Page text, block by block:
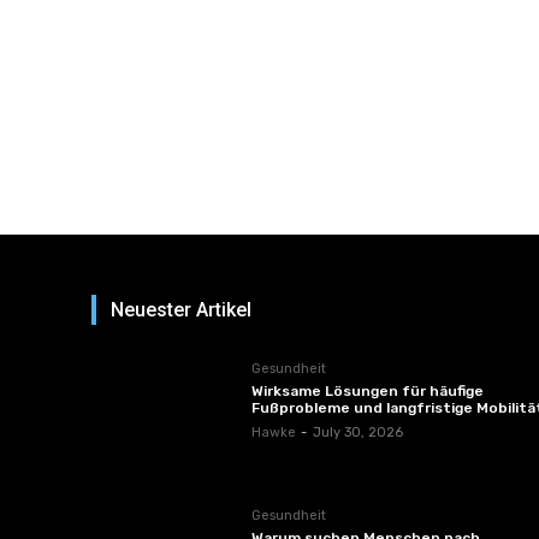
Neuester Artikel
Gesundheit
Wirksame Lösungen für häufige
Fußprobleme und langfristige
Hawke - July 30, 2026
Gesundheit